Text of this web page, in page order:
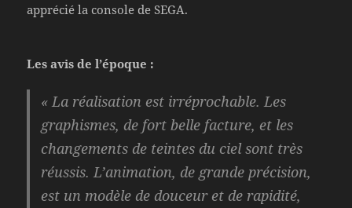
apprécié la console de SEGA.
Les avis de l’époque :
« La réalisation est irréprochable. Les
graphismes, de fort belle facture, et les
changements de teintes du ciel sont très
réussis. L’animation, de grande précision,
est un modèle de douceur et de rapidité,